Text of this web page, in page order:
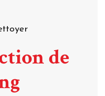
de